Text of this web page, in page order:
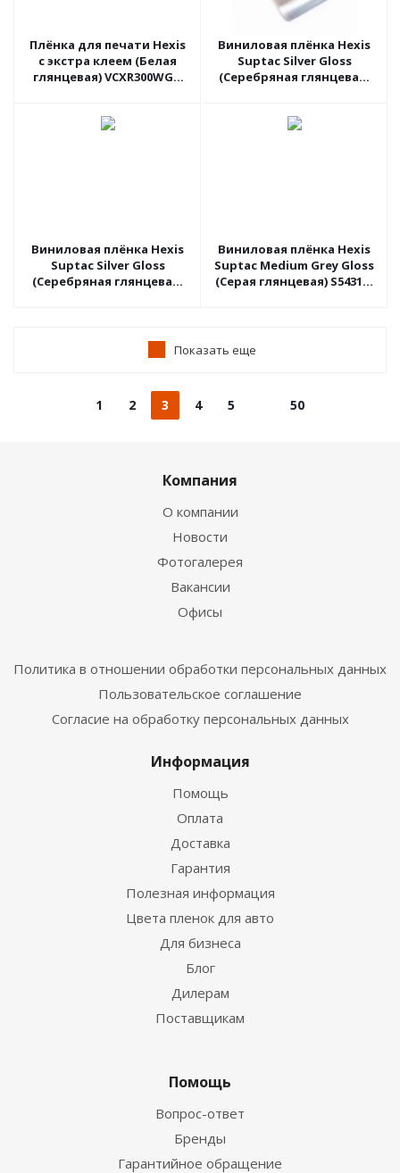
Плёнка для печати Hexis
с экстра клеем (Белая
глянцевая) VCXR300WG1,
Виниловая плёнка Hexis
Suptac Silver Gloss
(Серебряная глянцевая)
Виниловая плёнка Hexis
Suptac Silver Gloss
(Серебряная глянцевая)
Виниловая плёнка Hexis
Suptac Medium Grey Gloss
(Серая глянцевая) S5431B,
Показать еще
1 2 3 4 5 50
Компания
О компании
Новости
Фотогалерея
Вакансии
Офисы
Политика в отношении обработки персональных данных
Пользовательское соглашение
Согласие на обработку персональных данных
Информация
Помощь
Оплата
Доставка
Гарантия
Полезная информация
Цвета пленок для авто
Для бизнеса
Блог
Дилерам
Поставщикам
Помощь
Вопрос-ответ
Бренды
Гарантийное обращение